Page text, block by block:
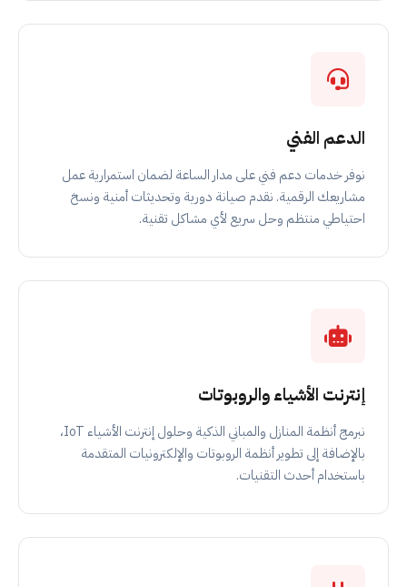
الدعم الفني
نوفر خدمات دعم فني على مدار الساعة لضمان استمرارية عمل
مشاريعك الرقمية. نقدم صيانة دورية وتحديثات أمنية ونسخ
احتياطي منتظم وحل سريع لأي مشاكل تقنية.
إنترنت الأشياء والروبوتات
نبرمج أنظمة المنازل والمباني الذكية وحلول إنترنت الأشياء IoT،
بالإضافة إلى تطوير أنظمة الروبوتات والإلكترونيات المتقدمة
باستخدام أحدث التقنيات.